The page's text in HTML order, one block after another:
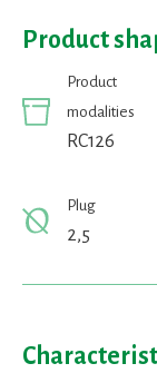
Product
Product
modalities
RC126
Plug
2,5